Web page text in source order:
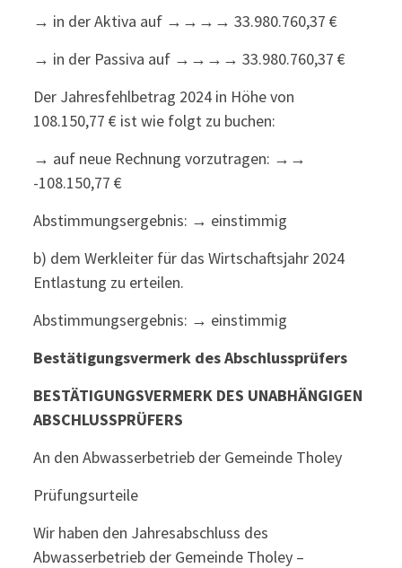
→ in der Aktiva auf →→→→ 33.980.760,37 €
→ in der Passiva auf →→→→ 33.980.760,37 €
Der Jahresfehlbetrag 2024 in Höhe von
108.150,77 € ist wie folgt zu buchen:
→ auf neue Rechnung vorzutragen: →→
-108.150,77 €
Abstimmungsergebnis: → einstimmig
b) dem Werkleiter für das Wirtschaftsjahr 2024
Entlastung zu erteilen.
Abstimmungsergebnis: → einstimmig
Bestätigungsvermerk des Abschlussprüfers
BESTÄTIGUNGSVERMERK DES UNABHÄNGIGEN
ABSCHLUSSPRÜFERS
An den Abwasserbetrieb der Gemeinde Tholey
Prüfungsurteile
Wir haben den Jahresabschluss des
Abwasserbetrieb der Gemeinde Tholey –